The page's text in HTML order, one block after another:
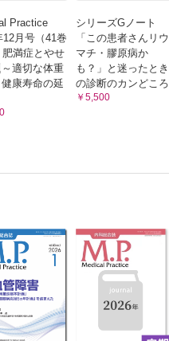
Practice
12月号（41巻
肥満症とやせ
適切な体重
康寿命の延
シリーズGノート
「この患者さんリウ
マチ・膠原病か
も？」と迷ったとき
の診断のカンどころ
￥5,500